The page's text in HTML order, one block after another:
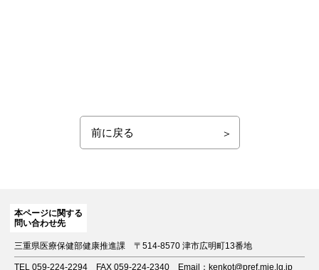
前に戻る
本ページに関する
問い合わせ先
三重県医療保健部健康推進課 〒514-8570 津市広明町13番地
TEL 059-224-2294 FAX 059-224-2340 Email：kenkot@pref.mie.lg.jp